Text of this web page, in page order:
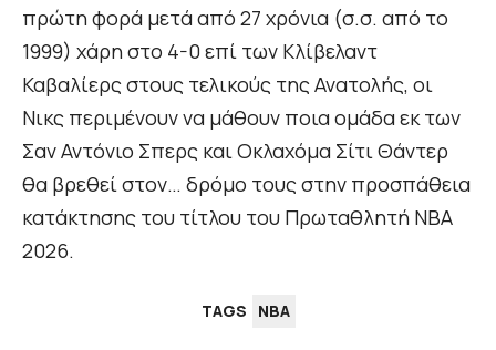
πρώτη φορά μετά από 27 χρόνια (σ.σ. από το
1999) χάρη στο 4-0 επί των Κλίβελαντ
Καβαλίερς στους τελικούς της Ανατολής, οι
Νικς περιμένουν να μάθουν ποια ομάδα εκ των
Σαν Αντόνιο Σπερς και Οκλαχόμα Σίτι Θάντερ
θα βρεθεί στον… δρόμο τους στην προσπάθεια
κατάκτησης του τίτλου του Πρωταθλητή ΝΒΑ
2026.
TAGS NBA